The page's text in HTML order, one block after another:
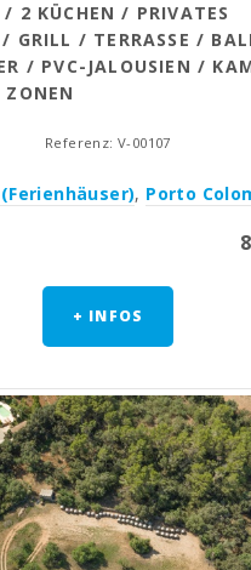
2 KÜCHEN / PRIVATES
GRILL / TERRASSE /
/ PVC-JALOUSIEN /
ZONEN
Referenz: V-00107
, Porto
+ INFOS